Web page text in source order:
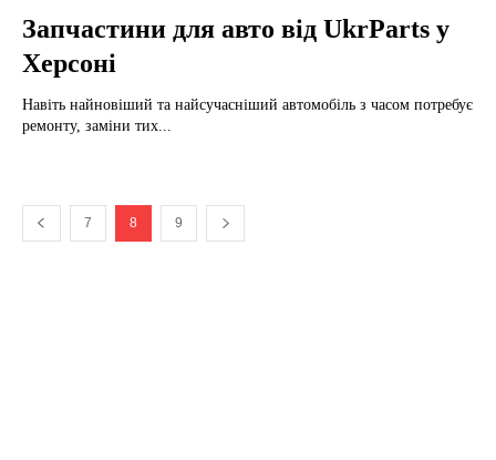
Запчастини для авто від UkrParts у
Херсоні
Навіть найновіший та найсучасніший автомобіль з часом потребує
ремонту, заміни тих...
7 8 9